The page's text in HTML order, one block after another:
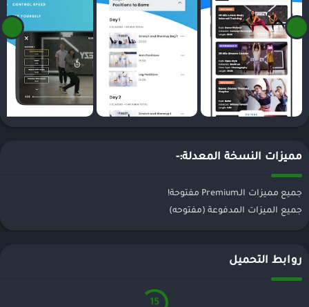
مميزات النسخة المعدلة:-
جميع مميزات الـPremium مفتوحة!
جميع الميزات المدفوعة (مفتوحه)
روابط التحميل
15